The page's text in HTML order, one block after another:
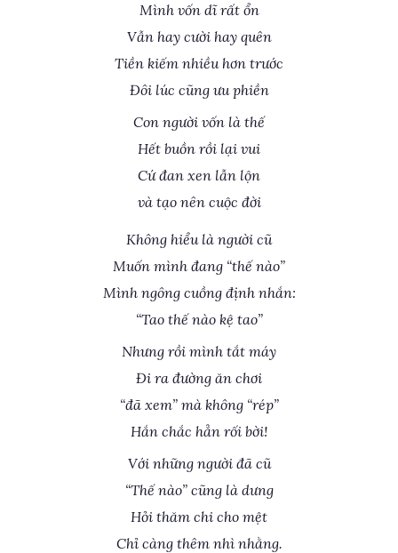
Mình vốn dĩ rất ổn
Vẫn hay cười hay quên
Tiền kiếm nhiều hơn trước
Đôi lúc cũng ưu phiền
Con người vốn là thế
Hết buồn rồi lại vui
Cứ đan xen lẫn lộn
và tạo nên cuộc đời
Không hiểu là người cũ
Muốn mình đang “thế nào”
Mình ngông cuồng định nhắn:
“Tao thế nào kệ tao”
Nhưng rồi mình tắt máy
Đi ra đường ăn chơi
“đã xem” mà không “rép”
Hắn chắc hẳn rối bời!
Với những người đã cũ
“Thế nào” cũng là dưng
Hỏi thăm chi cho mệt
Chỉ càng thêm nhì nhằng.